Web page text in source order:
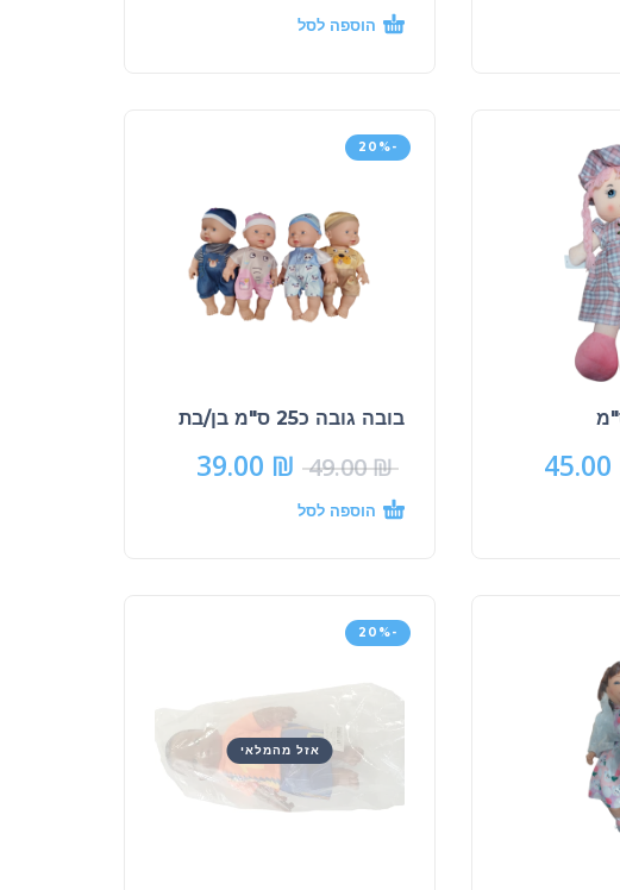
הוספה לסל
45.00
-20%
בובה גובה כ25 ס"מ בן/בת
49.00₪
39.00 ₪
הוספה לסל
-20%
אזל מהמלאי